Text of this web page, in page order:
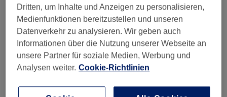
Dritten, um Inhalte und Anzeigen zu personalisieren,
Medienfunktionen bereitzustellen und unseren
Datenverkehr zu analysieren. Wir geben auch
Informationen über die Nutzung unserer Webseite an
unsere Partner für soziale Medien, Werbung und
Analysen weiter. Cookie-Richtlinien